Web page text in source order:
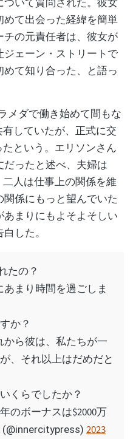
いて質問された。彼女
て出会った経緯を簡単
の元責任者は、彼女が
ェーン・ストリートで
て知り合った、と語っ
メダで働き始めて間もな
していたが、正式に交
という。エリソンさん
ったと述べ、夫婦は
人は仕事上の関係を維
係にもっと望んでいた
まりにもよそよそしい
した。
たの？
まり時間を過ごしま
か？
から彼は、私たちが一
、それ以上はだめだと
くらでしたか？
のボーナスは$2000万
2023